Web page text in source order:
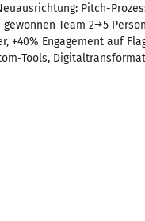
Pitch-
Team 2→5
+40% Engagement auf
Tools,